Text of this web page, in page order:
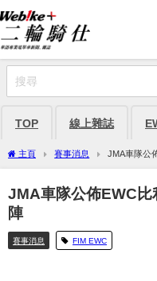
TOP 線上雜誌
主頁 賽事消息 JMA車隊公
JMA車隊公佈EWC比
陣
賽事消息 FIM EWC